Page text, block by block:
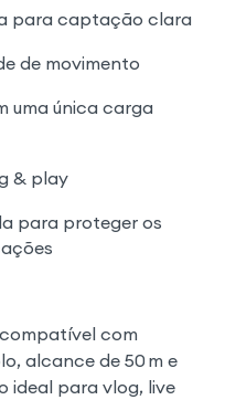
para captação clara
de movimento
uma única carga
& play
para proteger os
com
alcance de 50 m e
ideal para vlog, live